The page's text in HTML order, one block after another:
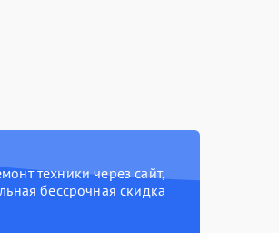
техники через сайт,
бессрочная скидка